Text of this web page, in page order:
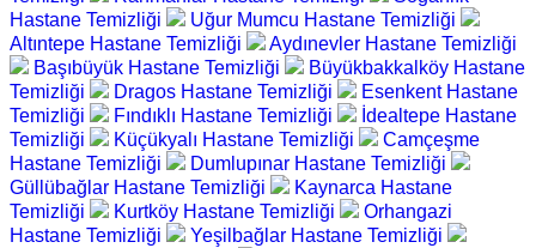
Hastane Temizliği
Uğur Mumcu Hastane Temizliği
Altıntepe Hastane Temizliği
Aydınevler Hastane Temizliği
Başıbüyük Hastane Temizliği
Büyükbakkalköy Hastane
Temizliği
Dragos Hastane Temizliği
Esenkent Hastane
Temizliği
Fındıklı Hastane Temizliği
İdealtepe Hastane
Temizliği
Küçükyalı Hastane Temizliği
Camçeşme
Hastane Temizliği
Dumlupınar Hastane Temizliği
Güllübağlar Hastane Temizliği
Kaynarca Hastane
Temizliği
Kurtköy Hastane Temizliği
Orhangazi
Hastane Temizliği
Yeşilbağlar Hastane Temizliği